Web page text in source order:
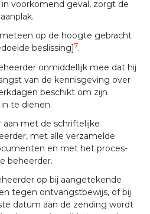
voorkomend geval, zorgt de
op de hoogte gebracht
beslissing] 7.
onmiddellijk mee dat hij
van de kennisgeving over
beschikt om zijn
te dienen.
aan met de schriftelijke
met alle verzamelde
en met het proces-
beheerder.
op bij aangetekende
tegen ontvangstbewijs, of bij
datum aan de zending wordt